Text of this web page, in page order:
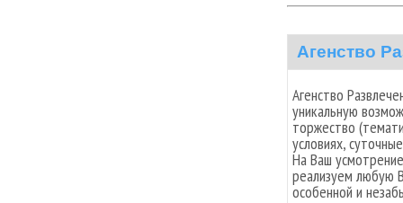
Агенство
Агенство
уникальную
торжество
условиях,
На Ваш
реализуем любую
особенной и